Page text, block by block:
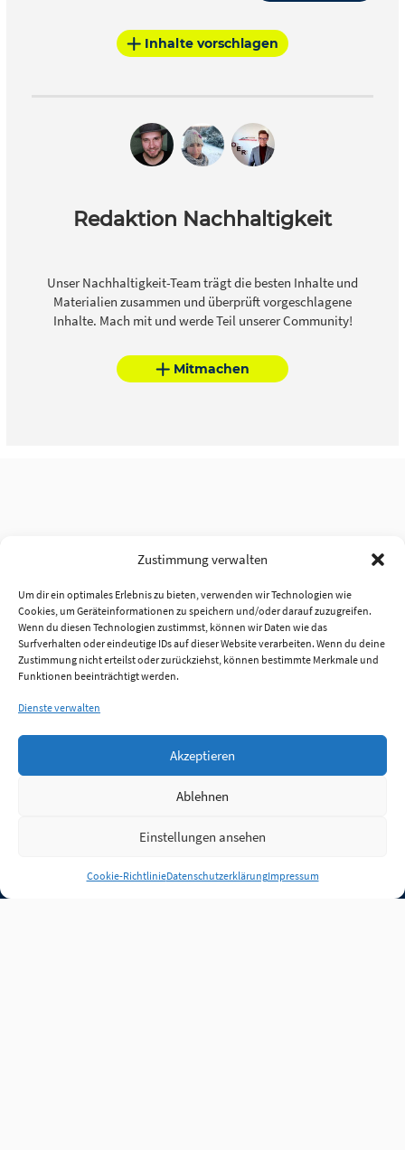
Zustimmung verwalten
Um dir ein optimales Erlebnis zu bieten, verwenden wir Technologien wie
Cookies, um Geräteinformationen zu speichern und/oder darauf zuzugreifen.
Wenn du diesen Technologien zustimmst, können wir Daten wie das
Surfverhalten oder eindeutige IDs auf dieser Website verarbeiten. Wenn du deine
Zustimmung nicht erteilst oder zurückziehst, können bestimmte Merkmale und
Funktionen beeinträchtigt werden.
Dienste verwalten
Akzeptieren
Ablehnen
Einstellungen ansehen
Cookie-RichtlinieDatenschutzerklärungImpressum
Inhalte vorschlagen
Redaktion Nachhaltigkeit
Unser Nachhaltigkeit-Team trägt die besten Inhalte und
Materialien zusammen und überprüft vorgeschlagene
Inhalte. Mach mit und werde Teil unserer Community!
Mitmachen
Anmelden
Jobs Partner FAQ Quellen